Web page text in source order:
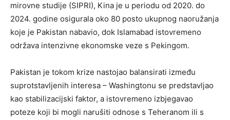
mirovne studije (SIPRI), Kina je u periodu od 2020. do
2024. godine osigurala oko 80 posto ukupnog naoružanja
koje je Pakistan nabavio, dok Islamabad istovremeno
održava intenzivne ekonomske veze s Pekingom.
Pakistan je tokom krize nastojao balansirati između
suprotstavljenih interesa – Washingtonu se predstavljao
kao stabilizacijski faktor, a istovremeno izbjegavao
poteze koji bi mogli narušiti odnose s Teheranom ili s